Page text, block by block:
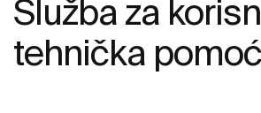
Služba za
tehnička pomoć